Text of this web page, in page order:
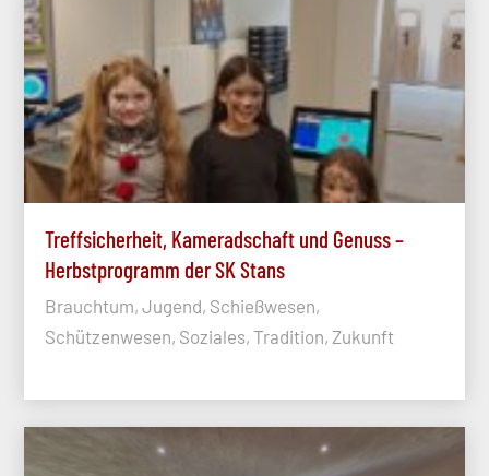
Treffsicherheit, Kameradschaft und Genuss –
Herbstprogramm der SK Stans
Brauchtum, Jugend, Schießwesen,
Schützenwesen, Soziales, Tradition, Zukunft